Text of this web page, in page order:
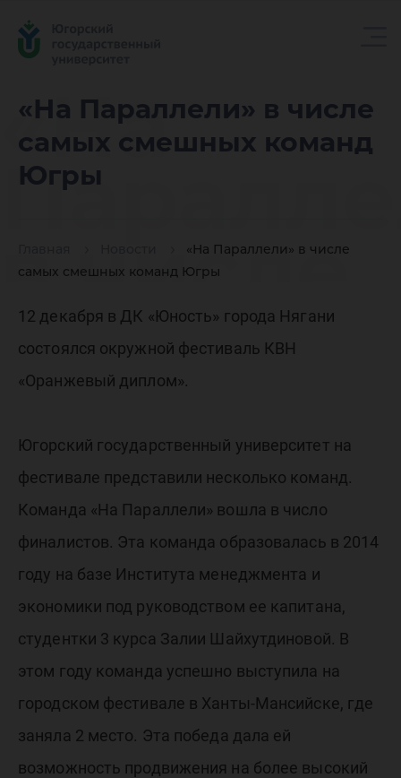
«На Параллели» в числе
самых смешных команд
Югры
«На Параллели» в числе
самых смешных команд Югры
«На
в числе
самых
команд
Югры
12 декабря в ДК «Юность» города Нягани
состоялся окружной фестиваль КВН
«Оранжевый диплом».
Югорский государственный университет на
фестивале представили несколько команд.
Команда «На Параллели» вошла в число
финалистов. Эта команда образовалась в 2014
году на базе Института менеджмента и
экономики под руководством ее капитана,
студентки 3 курса Залии Шайхутдиновой. В
этом году команда успешно выступила на
городском фестивале в Ханты-Мансийске, где
заняла 2 место. Эта победа дала ей
возможность продвижения на более высокий